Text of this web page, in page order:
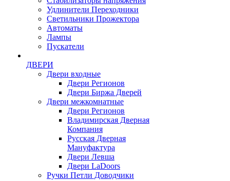
Удлинители Переходники
Светильники Прожектора
Автоматы
Лампы
Пускатели
ДВЕРИ
Двери входные
Двери Регионов
Двери Биржа Дверей
Двери межкомнатные
Двери Регионов
Владимирская Дверная
Компания
Русская Дверная
Мануфактура
Двери Левша
Двери LaDoors
Ручки Петли Доводчики